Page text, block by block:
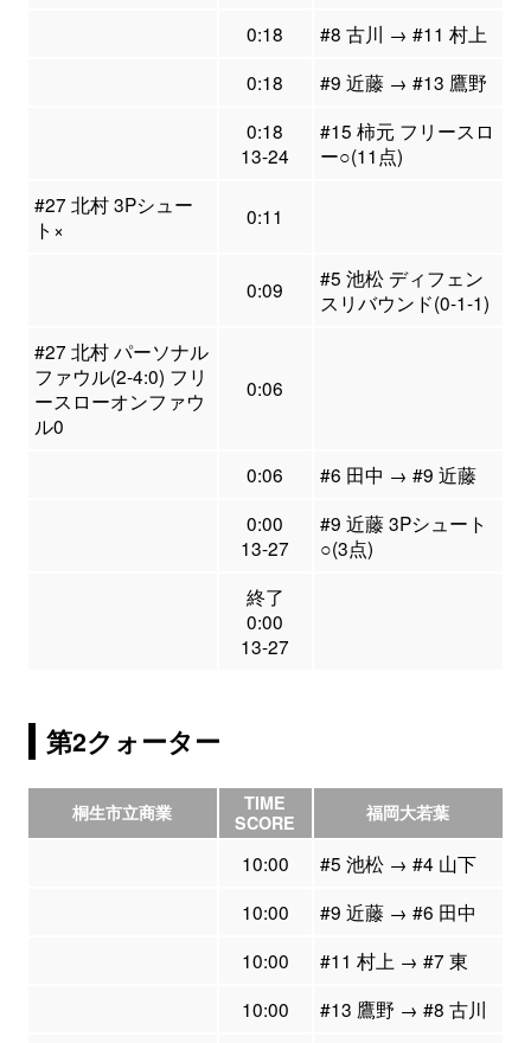
0:18
#8 古川 → #11 村上
0:18
#9 近藤 → #13 鷹野
0:18
13-24
#15 柿元 フリースロ
ー○(11点)
#27 北村 3Pシュー
ト×
0:11
0:09
#5 池松 ディフェン
スリバウンド(0-1-1)
#27 北村 パーソナル
ファウル(2-4:0) フリ
ースローオンファウ
ル0
0:06
0:06
#6 田中 → #9 近藤
0:00
13-27
#9 近藤 3Pシュート
○(3点)
終了
0:00
13-27
第2クォーター
桐生市立商業
TIME
SCORE
福岡大若葉
10:00
#5 池松 → #4 山下
10:00
#9 近藤 → #6 田中
10:00
#11 村上 → #7 東
10:00
#13 鷹野 → #8 古川